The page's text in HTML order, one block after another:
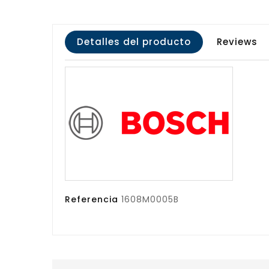
Detalles del producto Reviews
Referencia 1608M0005B